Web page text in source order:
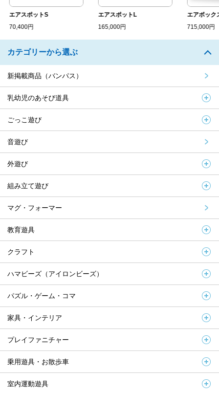
エアスポットS
70,400円
エアスポットL
165,000円
エアボック
715,000円
カテゴリーから選ぶ
新掲載商品（バンパス）
乳幼児のあそび道具
ごっこ遊び
音遊び
外遊び
組み立て遊び
マグ・フォーマー
教育遊具
クラフト
ハマビーズ（アイロンビーズ）
パズル・ゲーム・コマ
家具・インテリア
プレイファニチャー
乗用遊具・お散歩車
室内運動遊具